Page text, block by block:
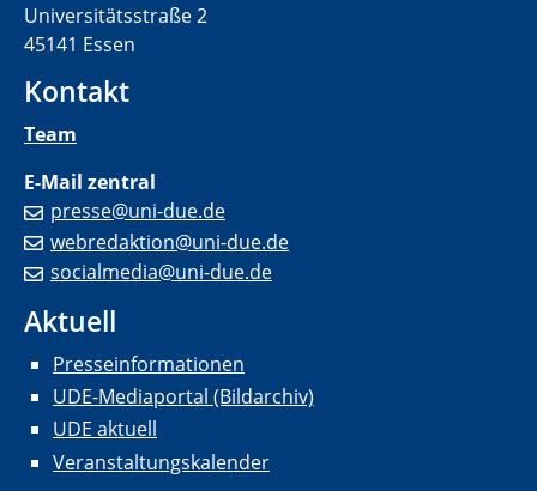
Universitätsstraße 2
45141 Essen
Kontakt
Team
E-Mail zentral
presse@uni-due.de
webredaktion@uni-due.de
socialmedia@uni-due.de
Aktuell
Presseinformationen
UDE-Mediaportal (Bildarchiv)
UDE aktuell
Veranstaltungskalender